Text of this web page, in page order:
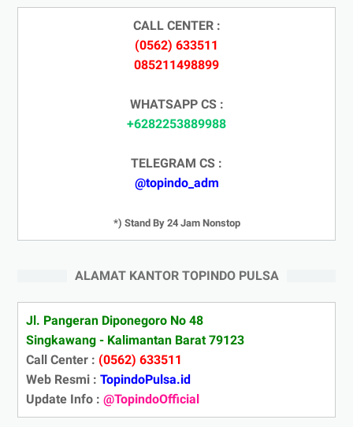
CALL CENTER :
(0562) 633511
085211498899
WHATSAPP CS :
+6282253889988
TELEGRAM CS :
@topindo_adm
*) Stand By 24 Jam Nonstop
ALAMAT KANTOR TOPINDO PULSA
Jl. Pangeran Diponegoro No 48
Singkawang - Kalimantan Barat 79123
Call Center : (0562) 633511
Web Resmi : TopindoPulsa.id
Update Info : @TopindoOfficial